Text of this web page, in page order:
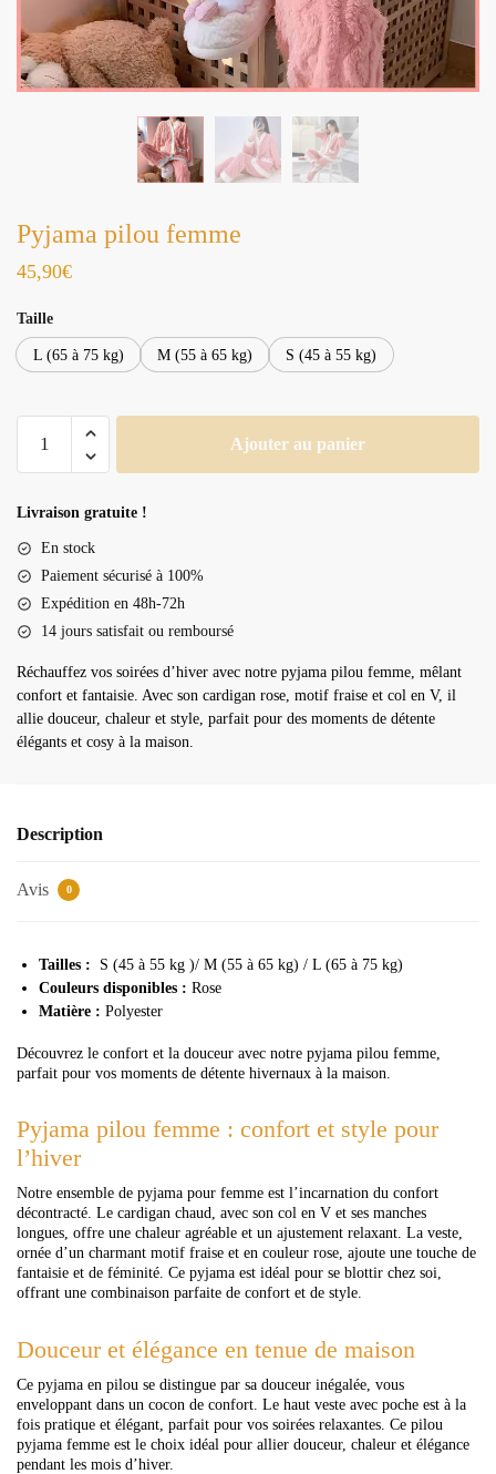
Pyjama pilou femme
45,90€
Taille
L (65 à 75 kg) M (55 à 65 kg) S (45 à 55 kg)
pilou
Ajouter au panier
Livraison gratuite !
En stock
Paiement sécurisé à 100%
Expédition en 48h-72h
14 jours satisfait ou remboursé
Réchauffez vos soirées d’hiver avec notre pyjama pilou femme, mêlant
confort et fantaisie. Avec son cardigan rose, motif fraise et col en V, il
allie douceur, chaleur et style, parfait pour des moments de détente
élégants et cosy à la maison.
Description
Avis 0
Tailles : S (45 à 55 kg )/ M (55 à 65 kg) / L (65 à 75 kg)
Couleurs disponibles : Rose
Matière : Polyester
Découvrez le confort et la douceur avec notre pyjama pilou femme,
parfait pour vos moments de détente hivernaux à la maison.
Pyjama pilou femme : confort et style pour
l’hiver
Notre ensemble de pyjama pour femme est l’incarnation du confort
décontracté. Le cardigan chaud, avec son col en V et ses manches
longues, offre une chaleur agréable et un ajustement relaxant. La veste,
ornée d’un charmant motif fraise et en couleur rose, ajoute une touche de
fantaisie et de féminité. Ce pyjama est idéal pour se blottir chez soi,
offrant une combinaison parfaite de confort et de style.
Douceur et élégance en tenue de maison
Ce pyjama en pilou se distingue par sa douceur inégalée, vous
enveloppant dans un cocon de confort. Le haut veste avec poche est à la
fois pratique et élégant, parfait pour vos soirées relaxantes. Ce pilou
pyjama femme est le choix idéal pour allier douceur, chaleur et élégance
pendant les mois d’hiver.